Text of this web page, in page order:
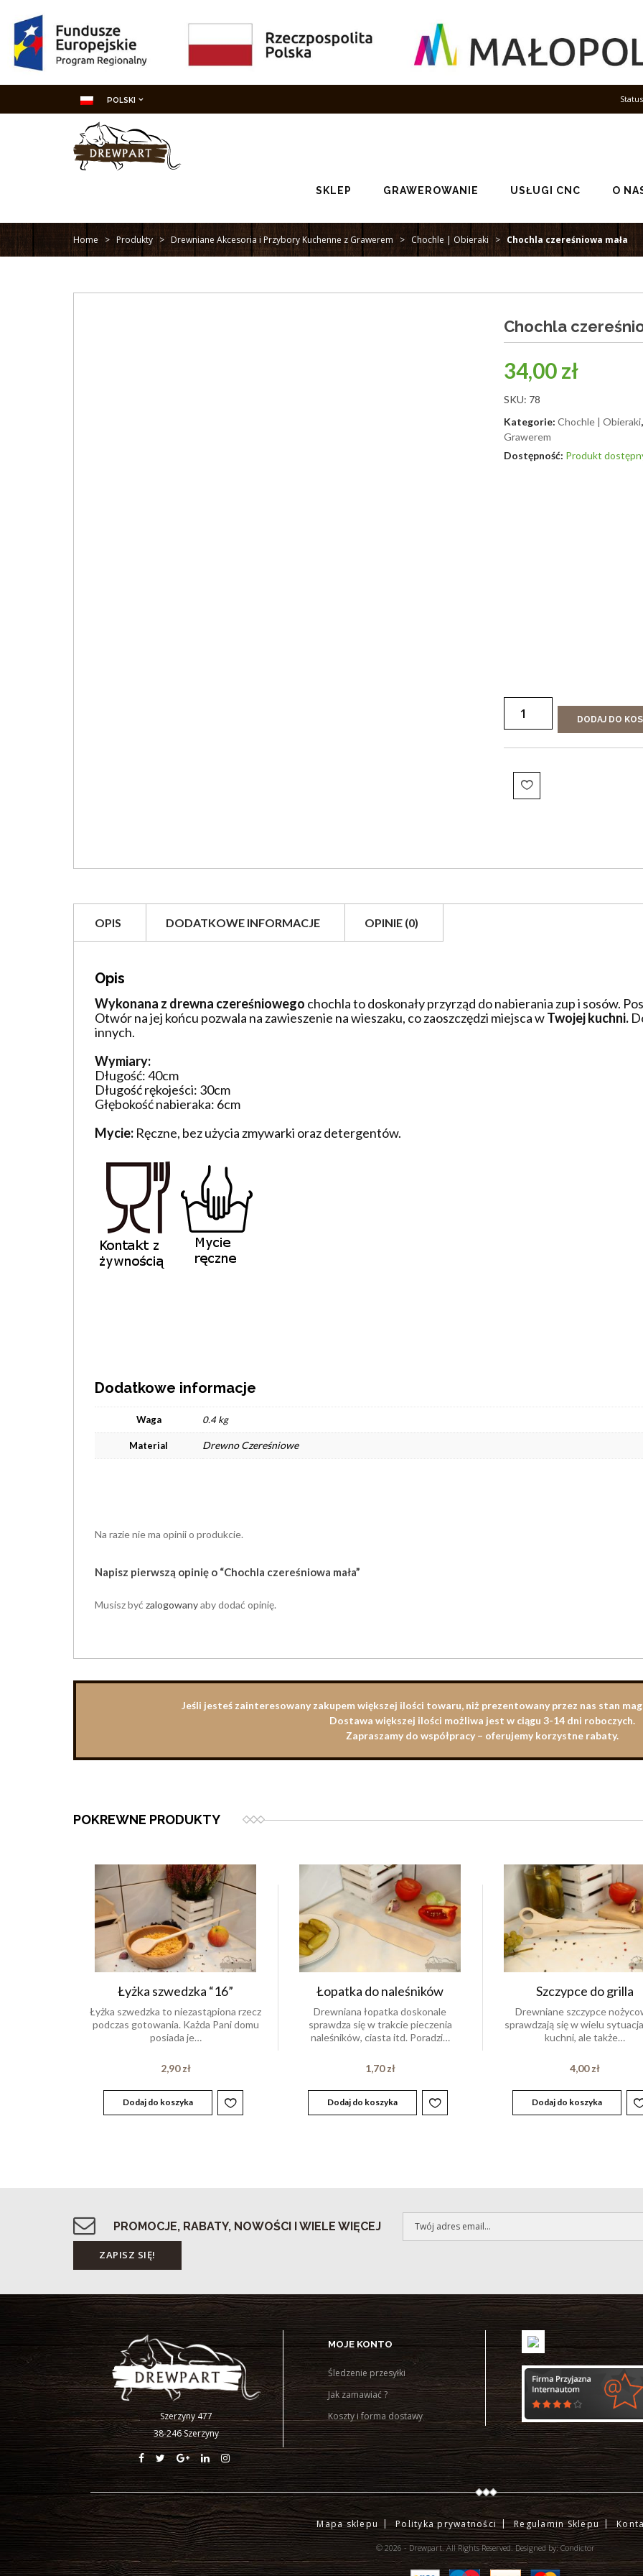
POLSKI
SKLEP GRAWEROWANIE USŁUGI CNC O
Home > Produkty > Drewniane Akcesoria i Przybory Kuchenne z Grawerem > Chochle | Obieraki > Chochla czereśniowa mała
Chochla
34,00zł
SKU: 78
Kategorie: Chochle | Obieraki,
Grawerem
Produkt
DODAJ DO
OPIS DODATKOWE INFORMACJE OPINIE (0)
Opis
Wykonana z drewna czereśniowego chochla to doskonały przyrząd do nabierania zup i sosów.
Otwór na jej końcu pozwala na zawieszenie na wieszaku, co zaoszczędzi miejsca wTwojej kuchni.
innych.
Wymiary:
Długość: 40cm
Długość rękojeści: 30cm
Głębokość nabieraka: 6cm
Mycie: Ręczne, bez użycia zmywarki oraz detergentów.
Dodatkowe informacje
Waga 0.4 kg
Material Drewno Czereśniowe
Na razie nie ma opinii o produkcie.
Napisz pierwszą opinię o “Chochla czereśniowa mała”
Musisz być zalogowanyaby dodać opinię.
Jeśli jesteś zainteresowany zakupem większej ilości towaru, niż prezentowany przez nas stan
Dostawa większej ilości możliwa jest w ciągu 3-14 dni roboczych.
Zapraszamy do współpracy – oferujemy korzystne rabaty.
POKREWNE PRODUKTY
Łyżka szwedzka “16”
Łyżka szwedzka to niezastąpiona rzecz
podczas gotowania. Każda Pani domu
posiada je…
2,90zł
Dodaj do koszyka
Łopatka do naleśników
Drewniana łopatka doskonale
sprawdza się w trakcie pieczenia
naleśników, ciasta itd. Poradzi…
1,70zł
Dodaj do koszyka
Szczypce do grilla
Drewniane szczypce
sprawdzają się w wielu
kuchni, ale także…
4,00zł
Dodaj do koszyka
PROMOCJE, RABATY, NOWOŚCI I WIELE WIĘCEJ
Szerzyny 477
38-246 Szerzyny
MOJE KONTO
Śledzenie przesyłki
Jak zamawiać ?
Koszty i forma dostawy
Mapa sklepu Polityka prywatności Regulamin Sklepu
© 2026 - Drewpart. All Rights Reserved.Designed by:Condictor